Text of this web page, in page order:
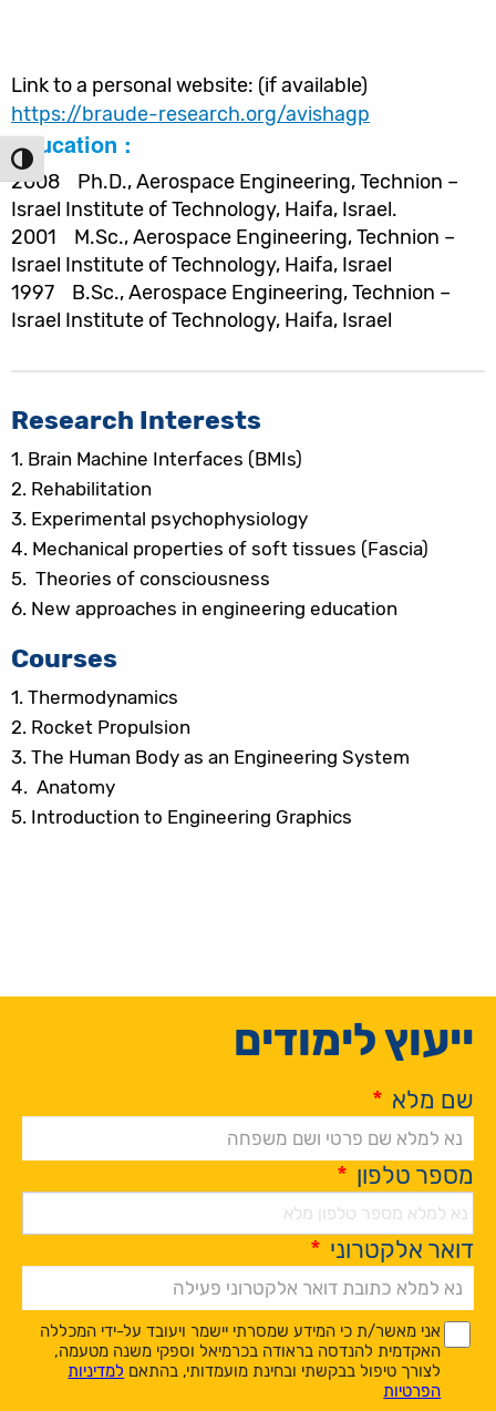
Link to a personal website: (if available)
https://braude-research.org/avishagp
Education :
2008 Ph.D., Aerospace Engineering, Technion –
Israel Institute of Technology, Haifa, Israel.
2001 M.Sc., Aerospace Engineering, Technion –
Israel Institute of Technology, Haifa, Israel
1997 B.Sc., Aerospace Engineering, Technion –
Israel Institute of Technology, Haifa, Israel
Research Interests
1. Brain Machine Interfaces (BMIs)
2. Rehabilitation
3. Experimental psychophysiology
4. Mechanical properties of soft tissues (Fascia)
5. Theories of consciousness
6. New approaches in engineering education
Courses
1. Thermodynamics
2. Rocket Propulsion
3. The Human Body as an Engineering System
4. Anatomy
5. Introduction to Engineering Graphics
ייעוץ לימודים
שם מלא *
מספר טלפון *
דואר אלקטרוני *
*
*
אני מאשר/ת כי המידע שמסרתי יישמר ויעובד על-ידי המכללה
האקדמית להנדסה בראודה בכרמיאל וספקי משנה מטעמה,
לצורך טיפול בבקשתי ובחינת מועמדותי, בהתאם למדיניות
הפרטיות
Alternative: